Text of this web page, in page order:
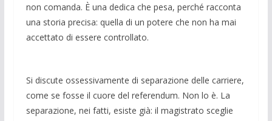
non comanda. È una dedica che pesa, perché racconta
una storia precisa: quella di un potere che non ha mai
accettato di essere controllato.
Si discute ossessivamente di separazione delle carriere,
come se fosse il cuore del referendum. Non lo è. La
separazione, nei fatti, esiste già: il magistrato sceglie